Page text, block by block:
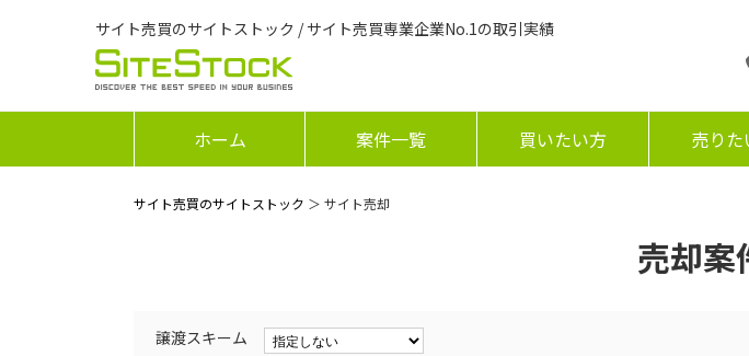
サイト売買のサイトストック / サイト売買専業企業No.1の取引実績
ホーム 案件一覧 買いたい方 売りた
サイト売買のサイトストック ＞ サイト売却
売却案
譲渡スキーム